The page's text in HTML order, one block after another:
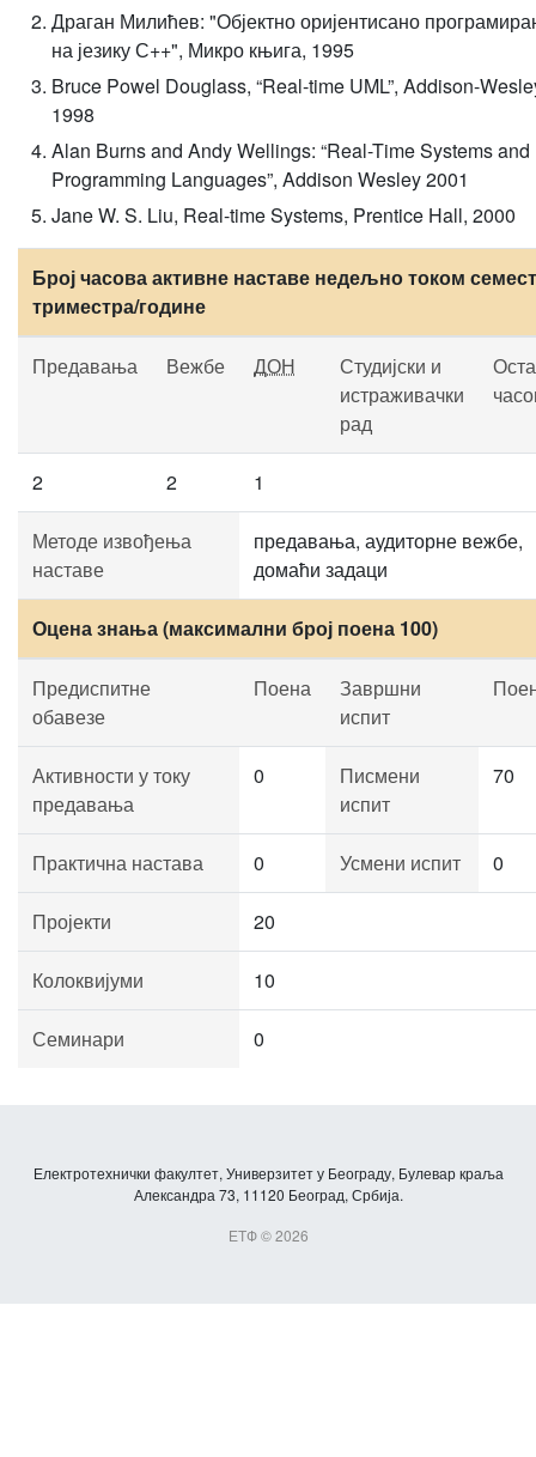
Драган Милићев: "Објектно оријентисано
на језику С++", Микро књига, 1995
Bruce Powel Douglass, “Real-time UML”, Addison-
1998
Alan Burns and Andy Wellings: “Real-Time Systems and
Programming Languages”, Addison Wesley 2001
Jane W. S. Liu, Real-time Systems, Prentice Hall, 2000
Број часова активне наставе недељно током
триместра/године
Предавања Вежбе ДОН
Студијски и
истраживачки
рад
2 2 1
Методе извођења
наставе
предавања, аудиторне вежбе,
домаћи задаци
Оцена знања (максимални број поена 100)
Предиспитне
обавезе
Поена
Завршни
испит
Активности у току
предавања
0
Писмени
испит
70
Практична настава 0 Усмени испит 0
Пројекти 20
Колоквијуми 10
Семинари 0
Електротехнички факултет, Универзитет у Београду, Булевар краља
Александра 73, 11120 Београд, Србија.
ЕТФ © 2026